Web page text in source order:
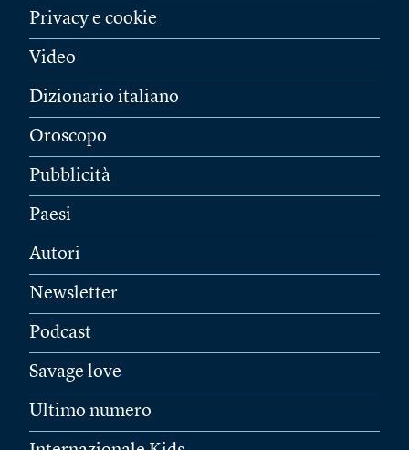
Privacy e cookie
Video
Dizionario italiano
Oroscopo
Pubblicità
Paesi
Autori
Newsletter
Podcast
Savage love
Ultimo numero